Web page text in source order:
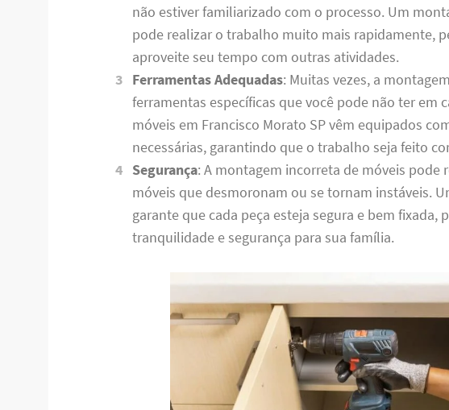
não estiver familiarizado com o processo. Um
pode realizar o trabalho muito mais rapidamente,
aproveite seu tempo com outras atividades.
Ferramentas Adequadas: Muitas vezes, a
ferramentas específicas que você pode não ter em
móveis em Francisco Morato SP vêm equipados
necessárias, garantindo que o trabalho seja feito
Segurança: A montagem incorreta de móveis pode
móveis que desmoronam ou se tornam instáveis.
garante que cada peça esteja segura e bem fixada,
tranquilidade e segurança para sua família.